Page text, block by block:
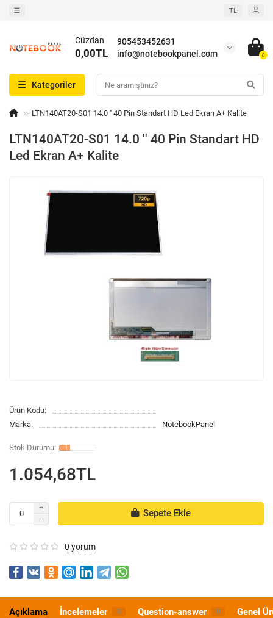
TL
905453452631
info@notebookpanel.com
Cüzdan
0,00TL 0
Kategoriler
LTN140AT20-S01 14.0 '' 40 Pin Standart HD Led Ekran A+ Kalite
LTN140AT20-S01 14.0 '' 40 Pin Standart HD
Led Ekran A+ Kalite
Ürün Kodu:
Marka:
NotebookPanel
1.054,68TL
Sepete Ekle
0 yorum
Açıklama İncelemeler 0 Question-answer 0 Genel